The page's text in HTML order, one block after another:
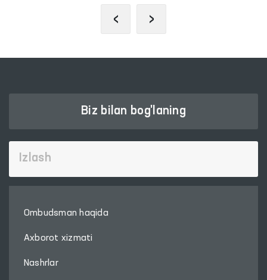
‹ ›
Biz bilan bog'laning
Ombudsman haqida
Axborot xizmati
Nashrlar